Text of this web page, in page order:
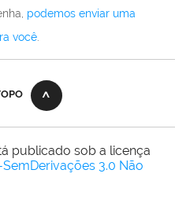
podemos enviar uma
você.
publicado sob a licença
3.0 Não